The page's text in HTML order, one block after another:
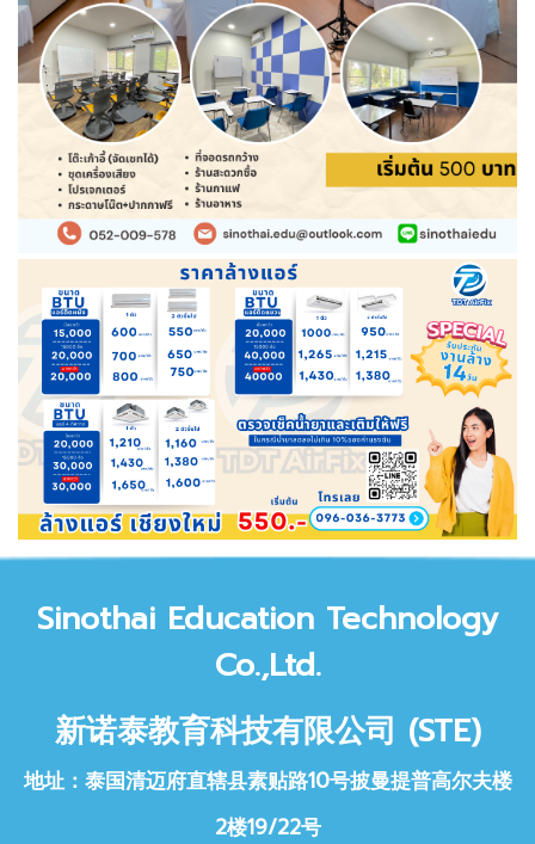
Sinothai Education Technology
Co.,Ltd.
新诺泰教育科技有限公司 (STE)
地址：泰国清迈府直辖县素贴路10号披曼提普高尔夫楼
2楼19/22号